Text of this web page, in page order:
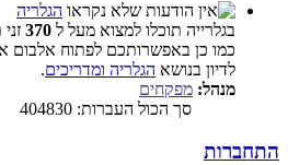
הגלריה
בגלרייה תוכלו למצוא מעל ל 370
כמו כן באפשרותכם לפתוח אלבום
לדיון בנושא הגלריה ומדריכים.
מנהל: מפקחים
סך הכול העברות: 404830
התחברות